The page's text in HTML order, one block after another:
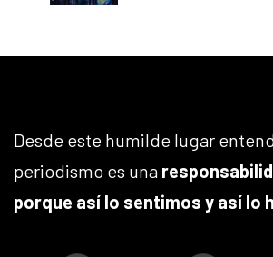
Desde este humilde lugar
periodismo es una
porque así lo sentimos y así lo